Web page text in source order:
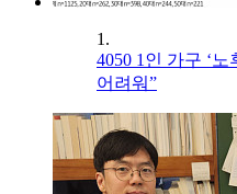
1.
4050 1인 가구 ‘노
어려워”